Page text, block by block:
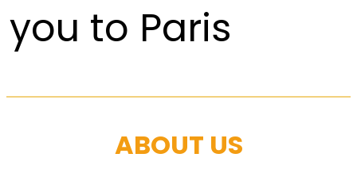
you to Paris
ABOUT US